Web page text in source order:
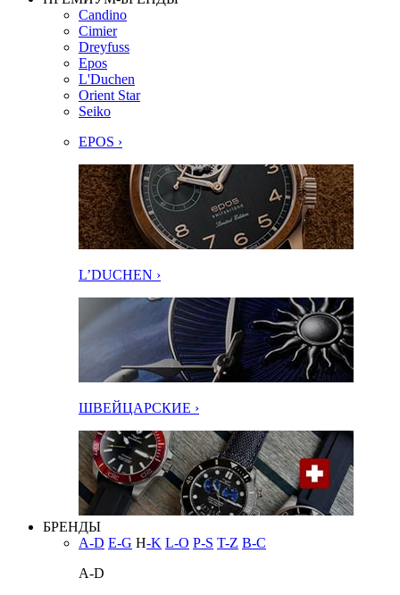
Candino
Cimier
Dreyfuss
Epos
L'Duchen
Orient Star
Seiko
EPOS ›
L’DUCHEN ›
ШВЕЙЦАРСКИЕ ›
БРЕНДЫ
A-D E-G H-K L-O P-S T-Z В-С
A-D